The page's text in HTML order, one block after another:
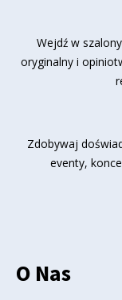
Wejdź w
oryginalny i
Zdobywaj
eventy,
O Nas